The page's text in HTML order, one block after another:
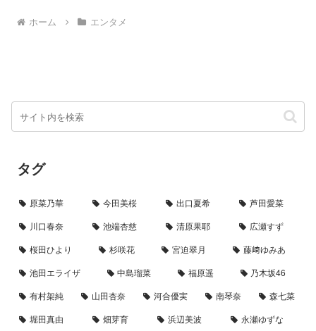
の定番「月見フォカッチャ」がリ
ニューアルして復活し、より...
ホーム エンタメ
タグ
原菜乃華 今田美桜 出口夏希
芦田愛菜
川口春奈
池端杏慈 清原果耶
広瀬すず
桜田ひより
杉咲花 宮迫翠月
藤﨑ゆみあ
池田エライザ
中島瑠菜 福原遥
乃木坂46
有村架純
山田杏奈 河合優実 南琴奈
森七菜
堀田真由
畑芽育 浜辺美波
永瀬ゆずな